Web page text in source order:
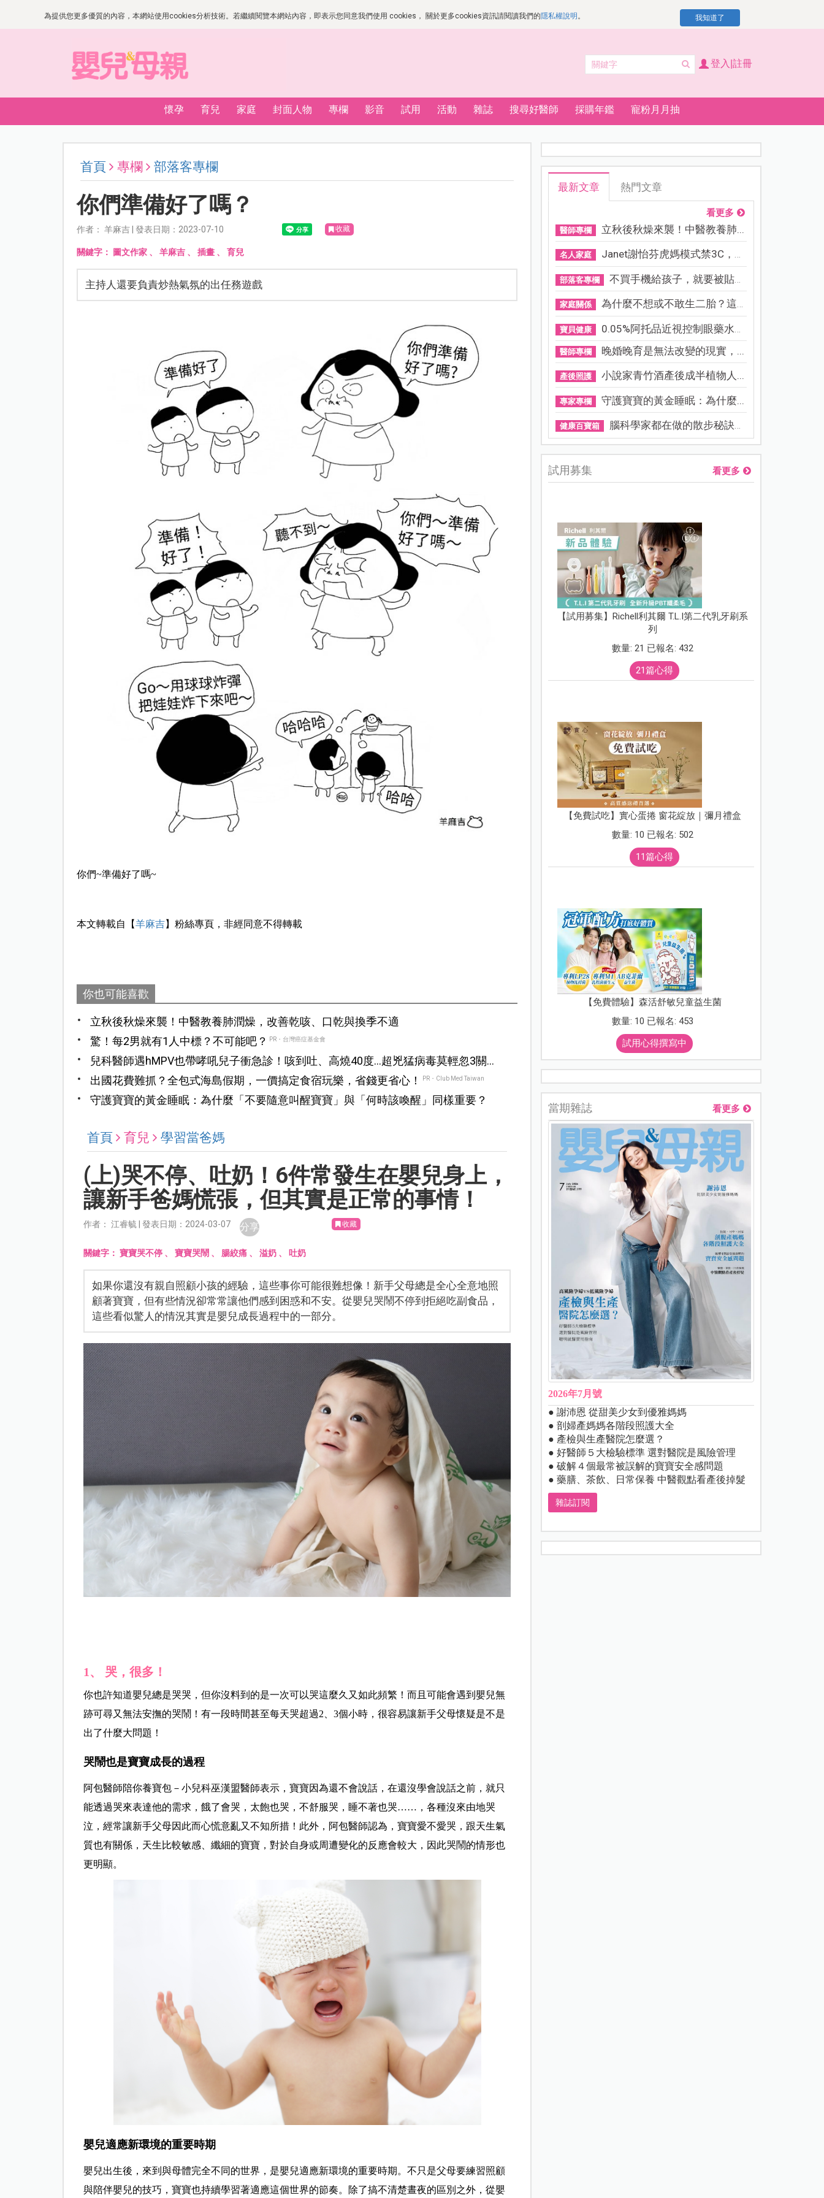
為提供您更多優質的內容，本網站使用cookies分析技術。若繼續閱覽本網站內容，即表示您同意我們使用 cookies， 關於更多cookies資訊請閱讀我們的隱私權說明 。 我知道了
登入|註冊
懷孕 育兒 家庭 封面人物 專欄 影音 試用 活動 雜誌 搜尋好醫師 採購年鑑 寵粉月月抽
首頁 專欄 部落客專欄
你們準備好了嗎？
作者： 羊麻吉 | 發表日期：2023-07-10 收藏
關鍵字： 圖文作家、 羊麻吉、 插畫、 育兒
主持人還要負責炒熱氣氛的出任務遊戲
你們~準備好了嗎~
本文轉載自【羊麻吉】粉絲專頁，非經同意不得轉載
你也可能喜歡
立秋後秋燥來襲！中醫教養肺潤燥，改善乾咳、口乾與換季不適
驚！每2男就有1人中標？不可能吧？
PR・台灣癌症基金會
兒科醫師遇hMPV也帶哮吼兒子衝急診！咳到吐、高燒40度…超兇猛病毒莫輕忽3關
鍵
出國花費難抓？全包式海島假期，一價搞定食宿玩樂，省錢更省心！ PR・Club Med Taiwan
守護寶寶的黃金睡眠：為什麼「不要隨意叫醒寶寶」與「何時該喚醒」同樣重要？
首頁 育兒 學習當爸媽
(上)哭不停、吐奶！6件常發生在嬰兒身上，
讓新手爸媽慌張，但其實是正常的事情！
作者： 江睿毓 | 發表日期：2024-03-07 分享 收藏
關鍵字：寶寶哭不停 、寶寶哭鬧 、 腸絞痛 、溢奶 、吐奶
如果你還沒有親自照顧小孩的經驗，這些事你可能很難想像！新手父母總是全心全意地照
顧著寶寶，但有些情況卻常常讓他們感到困惑和不安。從嬰兒哭鬧不停到拒絕吃副食品，
這些看似驚人的情況其實是嬰兒成長過程中的一部分。
1、 哭，很多！
你也許知道嬰兒總是哭哭，但你沒料到的是一次可以哭這麼久又如此頻繁！而且可能會遇到嬰兒無
跡可尋又無法安撫的哭鬧！有一段時間甚至每天哭超過2、3個小時，很容易讓新手父母懷疑是不是
出了什麼大問題！
哭鬧也是寶寶成長的過程
阿包醫師陪你養寶包－小兒科巫漢盟醫師表示，寶寶因為還不會說話，在還沒學會說話之前，就只
能透過哭來表達他的需求，餓了會哭，太飽也哭，不舒服哭，睡不著也哭…… ，各種沒來由地哭
泣，經常讓新手父母因此而心慌意亂又不知所措！此外，阿包醫師認為，寶寶愛不愛哭，跟天生氣
質也有關係，天生比較敏感、纖細的寶寶，對於自身或周遭變化的反應會較大，因此哭鬧的情形也
更明顯。
嬰兒適應新環境的重要時期
嬰兒出生後，來到與母體完全不同的世界，是嬰兒適應新環境的重要時期。不只是父母要練習照顧
與陪伴嬰兒的技巧，寶寶也持續學習著適應這個世界的節奏。除了搞不清楚晝夜的區別之外，從嬰
最新文章 熱門文章
看更多
醫師專欄 立秋後秋燥來襲！中醫教養肺...
名人家庭 Janet謝怡芬虎媽模式禁3C，看...
部落客專欄 不買手機給孩子，就要被貼「...
家庭關係 為什麼不想或不敢生二胎？這8...
寶貝健康 0.05%阿托品近視控制眼藥水納...
醫師專欄 晚婚晚育是無法改變的現實，...
產後照護 小說家青竹酒產後成半植物人...
專家專欄 守護寶寶的黃金睡眠：為什麼...
健康百寶箱 腦科學家都在做的散步秘訣！...
試用募集 看更多
【試用募集】Richell利其爾 T.L.I第二代乳牙刷系
列
數量: 21 已報名: 432
21篇心得
【免費試吃】實心蛋捲 窗花綻放｜彌月禮盒
數量: 10 已報名: 502
11篇心得
【免費體驗】森活舒敏兒童益生菌
數量: 10 已報名: 453
試用心得撰寫中
當期雜誌 看更多
2026年7月號
● 謝沛恩 從甜美少女到優雅媽媽
● 剖婦產媽媽各階段照護大全
● 產檢與生產醫院怎麼選？
● 好醫師５大檢驗標準 選對醫院是風險管理
● 破解４個最常被誤解的寶寶安全感問題
● 藥膳、茶飲、日常保養 中醫觀點看產後掉髮
雜誌訂閱